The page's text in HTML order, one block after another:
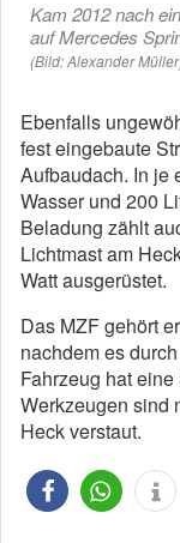
Kam 2012 nach
auf Mercedes
(Bild: Alexander
Ebenfalls
fest eingebaute
Aufbaudach. In je
Wasser und 200
Beladung zählt
Lichtmast am
Watt ausgerüstet.
Das MZF gehört
nachdem es
Fahrzeug hat
Werkzeugen sind
Heck verstaut.